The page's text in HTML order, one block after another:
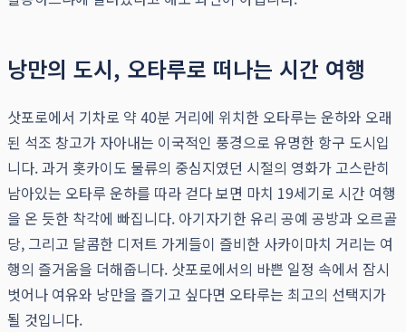
낭만의 도시, 오타루로 떠나는 시간 여행
삿포로에서 기차로 약 40분 거리에 위치한 오타루는 운하와 오래
된 석조 창고가 자아내는 이국적인 풍경으로 유명한 항구 도시입
니다. 과거 홋카이도 물류의 중심지였던 시절의 영화가 고스란히
남아있는 오타루 운하를 따라 걷다 보면 마치 19세기로 시간 여행
을 온 듯한 착각에 빠집니다. 아기자기한 유리 공예 공방과 오르골
당, 그리고 달콤한 디저트 가게들이 즐비한 사카이마치 거리는 여
행의 즐거움을 더해줍니다. 삿포로에서의 바쁜 일정 속에서 잠시
벗어나 여유와 낭만을 즐기고 싶다면 오타루는 최고의 선택지가
될 것입니다.